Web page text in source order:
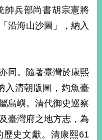
帥兵部尚書胡宗憲將
沿海山沙圖」，納入
同。隨著臺灣於康熙
入清朝版圖，釣魚臺
島嶼。清代御史巡察
臺灣府之地方志，為
史文獻。清康熙61